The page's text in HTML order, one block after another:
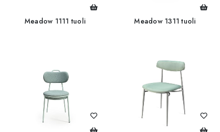
Meadow 1111 tuoli Meadow 1311 tuoli